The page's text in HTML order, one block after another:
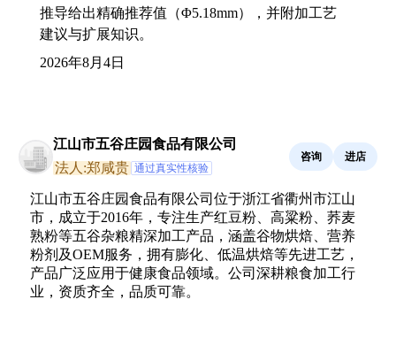
推导给出精确推荐值（Φ5.18mm），并附加工艺
建议与扩展知识。
2026年8月4日
江山市五谷庄园食品有限公司
法人:郑咸贵 通过真实性核验
咨询 进店
江山市五谷庄园食品有限公司位于浙江省衢州市江山
市，成立于2016年，专注生产红豆粉、高粱粉、荞麦
熟粉等五谷杂粮精深加工产品，涵盖谷物烘焙、营养
粉剂及OEM服务，拥有膨化、低温烘焙等先进工艺，
产品广泛应用于健康食品领域。公司深耕粮食加工行
业，资质齐全，品质可靠。